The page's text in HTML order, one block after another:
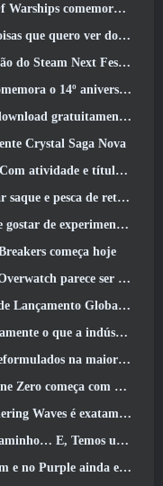
dos EUA com uma nova campanha narrativa
quero ver do MMO Riot
Of The Uncrowned Tomorrow
mistério que eles devem resolver juntos
(E manter) Por tempo limitado
Crystal Saga Nova
e título especiais no jogo
e pesca de retrabalhos
durante o Bullet Fest
começa hoje
do crime ciborgue sobrecarregado
Global RF Online
de MMO precisa agora
visual do jogo nos últimos dez anos
Bangboo no céu, E para a plataforma Steam
meus eventos de crossover de videogame
janela oficial de lançamento
Purple ainda este ano